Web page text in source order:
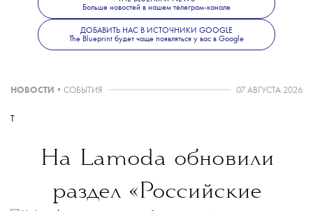
вышедший в 2022 году.
Больше новостей в нашем телеграм-канале
ДОБАВИТЬ НАС В ИСТОЧНИКИ GOOGLE
The Blueprint будет чаще появляться у вас в Google
НОВОСТИ • СОБЫТИЯ 07 АВГУСТА 2026
T
На Lamoda обновили
раздел «Российские